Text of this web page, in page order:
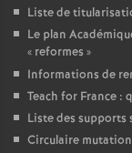
Liste de
Le plan
« reformes »
Informations de
Teach for France :
Liste des supports
Circulaire